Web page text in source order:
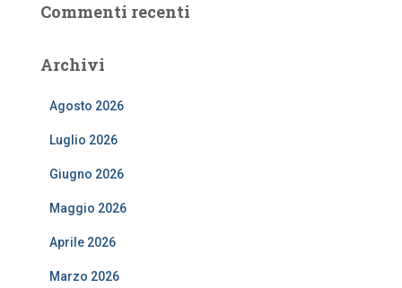
Commenti recenti
Archivi
Agosto 2026
Luglio 2026
Giugno 2026
Maggio 2026
Aprile 2026
Marzo 2026